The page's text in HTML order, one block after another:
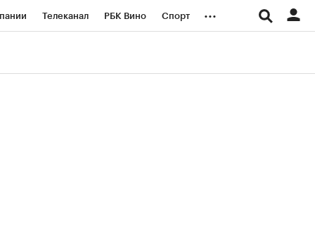
Телеканал РБК Вино Спорт ...